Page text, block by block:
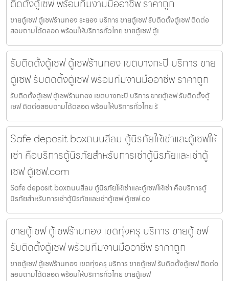
ติดตั้งตู้เซฟ พร้อมทีมงานมืออาชีพ ราคาถูก
ขายตู้เซฟ ตู้เซฟร้านทอง ระยอง บริการ ขายตู้เซฟ รับติดตั้งตู้เซฟ ติดต่อ
สอบถามได้ตลอด พร้อมให้บริการทั่วไทย ขายตู้เซฟ ตู้เ
รับติดตั้งตู้เซฟ ตู้เซฟร้านทอง เขตบางกะปิ บริการ ขาย
ตู้เซฟ รับติดตั้งตู้เซฟ พร้อมทีมงานมืออาชีพ ราคาถูก
รับติดตั้งตู้เซฟ ตู้เซฟร้านทอง เขตบางกะปิ บริการ ขายตู้เซฟ รับติดตั้งตู้
เซฟ ติดต่อสอบถามได้ตลอด พร้อมให้บริการทั่วไทย รั
Safe deposit boxถนนสีลม ตู้นิรภัยให้เช่าและตู้เซฟให้
เช่า คือบริการตู้นิรภัยสำหรับการเช่าตู้นิรภัยและเช่าตู้
เซฟ ตู้เซฟ.com
Safe deposit boxถนนสีลม ตู้นิรภัยให้เช่าและตู้เซฟให้เช่า คือบริการตู้
นิรภัยสำหรับการเช่าตู้นิรภัยและเช่าตู้เซฟ ตู้เซฟ.co
ขายตู้เซฟ ตู้เซฟร้านทอง เขตทุ่งครุ บริการ ขายตู้เซฟ
รับติดตั้งตู้เซฟ พร้อมทีมงานมืออาชีพ ราคาถูก
ขายตู้เซฟ ตู้เซฟร้านทอง เขตทุ่งครุ บริการ ขายตู้เซฟ รับติดตั้งตู้เซฟ ติดต่อ
สอบถามได้ตลอด พร้อมให้บริการทั่วไทย ขายตู้เซฟ